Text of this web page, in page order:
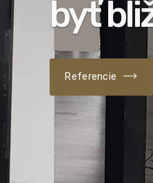
byť
Referencie
Naše produkty